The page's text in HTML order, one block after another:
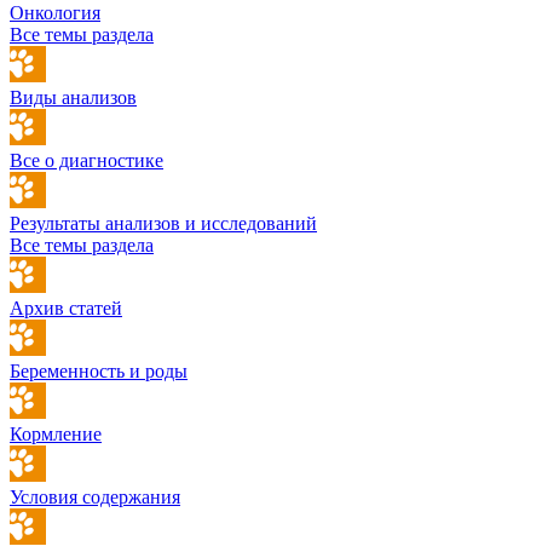
Онкология
Все темы раздела
Виды анализов
Все о диагностике
Результаты анализов и исследований
Все темы раздела
Архив статей
Беременность и роды
Кормление
Условия содержания